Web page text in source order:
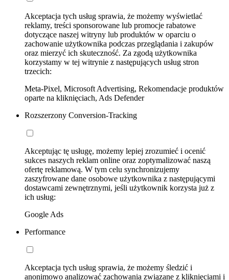
Akceptacja tych usług sprawia, że możemy wyświetlać
reklamy, treści sponsorowane lub promocje rabatowe
dotyczące naszej witryny lub produktów w oparciu o
zachowanie użytkownika podczas przeglądania i zakupów
oraz mierzyć ich skuteczność. Za zgodą użytkownika
korzystamy w tej witrynie z następujących usług stron
trzecich:
Meta-Pixel, Microsoft Advertising, Rekomendacje produktów
oparte na kliknięciach, Ads Defender
Rozszerzony Conversion-Tracking
Akceptując tę usługę, możemy lepiej zrozumieć i ocenić
sukces naszych reklam online oraz zoptymalizować naszą
ofertę reklamową. W tym celu synchronizujemy
zaszyfrowane dane osobowe użytkownika z następującymi
dostawcami zewnętrznymi, jeśli użytkownik korzysta już z
ich usług:
Google Ads
Performance
Akceptacja tych usług sprawia, że możemy śledzić i
anonimowo analizować zachowania związane z kliknięciami i